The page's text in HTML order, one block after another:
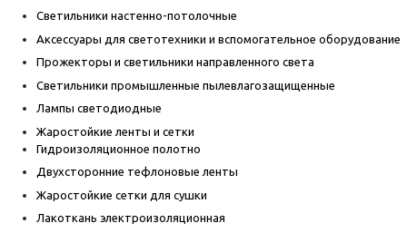
Светильники настенно-потолочные
Аксессуары для светотехники и вспомогательное оборудование
Прожекторы и светильники направленного света
Светильники промышленные пылевлагозащищенные
Лампы светодиодные
Жаростойкие ленты и сетки
Гидроизоляционное полотно
Двухсторонние тефлоновые ленты
Жаростойкие сетки для сушки
Лакоткань электроизоляционная